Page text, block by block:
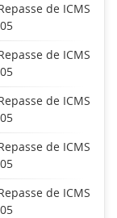
de ICMS
de ICMS
de ICMS
de ICMS
de ICMS